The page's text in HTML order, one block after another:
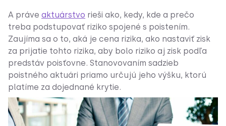
A práve aktuárstvo rieši ako, kedy, kde a prečo
treba podstupovať riziko spojené s poistením.
Zaujíma sa o to, aká je cena rizika, ako nastaviť zisk
za prijatie tohto rizika, aby bolo riziko aj zisk podľa
predstáv poisťovne. Stanovovaním sadzieb
poistného aktuári priamo určujú jeho výšku, ktorú
platíme za dojednané krytie.